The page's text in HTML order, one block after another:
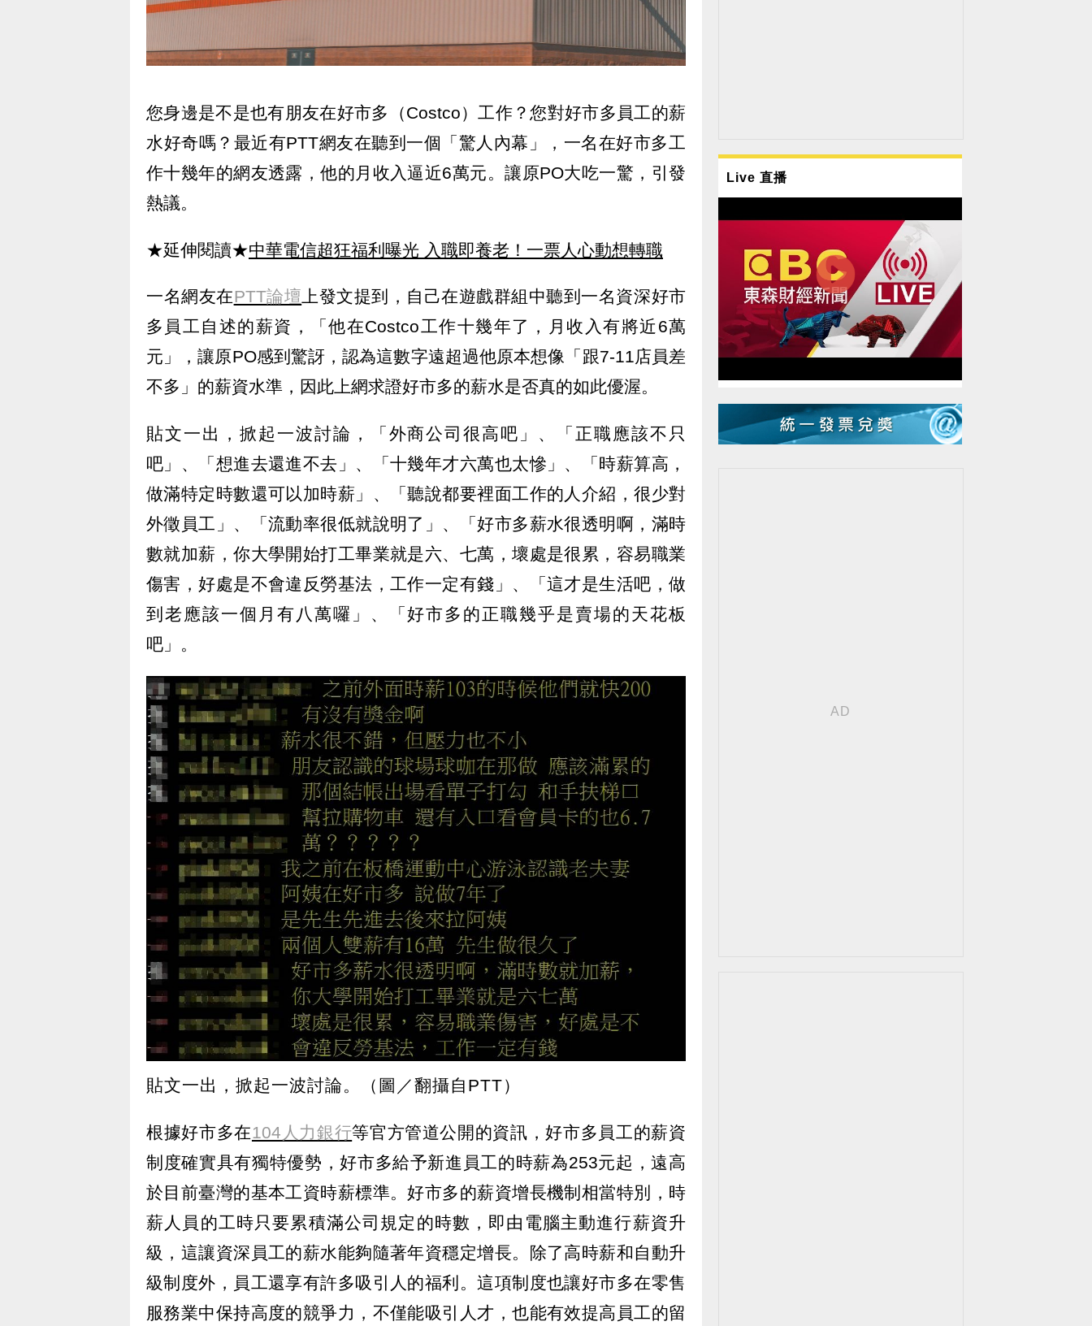
您身邊是不是也有朋友在好市多（Costco）工作？您對好市多員工的薪
水好奇嗎？最近有PTT網友在聽到一個「驚人內幕」，一名在好市多工
作十幾年的網友透露，他的月收入逼近6萬元。讓原PO大吃一驚，引發
熱議。
★延伸閱讀★中華電信超狂福利曝光 入職即養老！一票人心動想轉職
一名網友在PTT論壇 上發文提到，自己在遊戲群組中聽到一名資深好市
多員工自述的薪資，「他在Costco工作十幾年了，月收入有將近6萬
元」，讓原PO感到驚訝，認為這數字遠超過他原本想像「跟7-11店員差
不多」的薪資水準，因此上網求證好市多的薪水是否真的如此優渥。
貼文一出，掀起一波討論，「外商公司很高吧」、「正職應該不只
吧」、「想進去還進不去」、「十幾年才六萬也太慘」、「時薪算高，
做滿特定時數還可以加時薪」、「聽說都要裡面工作的人介紹，很少對
外徵員工」、「流動率很低就說明了」、「好市多薪水很透明啊，滿時
數就加薪，你大學開始打工畢業就是六、七萬，壞處是很累，容易職業
傷害，好處是不會違反勞基法，工作一定有錢」、「這才是生活吧，做
到老應該一個月有八萬囉」、「好市多的正職幾乎是賣場的天花板
吧」。
貼文一出，掀起一波討論。（圖／翻攝自PTT）
根據好市多在104人力銀行等官方管道公開的資訊，好市多員工的薪資
制度確實具有獨特優勢，好市多給予新進員工的時薪為253元起，遠高
於目前臺灣的基本工資時薪標準。好市多的薪資增長機制相當特別，時
薪人員的工時只要累積滿公司規定的時數，即由電腦主動進行薪資升
級，這讓資深員工的薪水能夠隨著年資穩定增長。除了高時薪和自動升
級制度外，員工還享有許多吸引人的福利。這項制度也讓好市多在零售
服務業中保持高度的競爭力，不僅能吸引人才，也能有效提高員工的留
Live 直播